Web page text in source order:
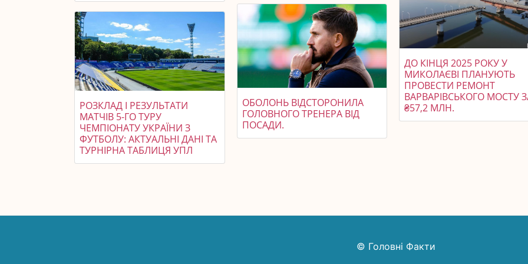
РОЗКЛАД І РЕЗУЛЬТАТИ
МАТЧІВ 5-ГО ТУРУ
ЧЕМПІОНАТУ УКРАЇНИ З
ФУТБОЛУ: АКТУАЛЬНІ ДАНІ ТА
ТУРНІРНА ТАБЛИЦЯ УПЛ
ОБОЛОНЬ ВІДСТОРОНИЛА
ГОЛОВНОГО ТРЕНЕРА ВІД
ПОСАДИ.
ДО КІНЦЯ 2025 РОКУ У
МИКОЛАЄВІ ПЛАНУЮТЬ
ПРОВЕСТИ РЕМОНТ
ВАРВАРІВСЬКОГО МОСТУ
₴57,2 МЛН.
© Головні Факти